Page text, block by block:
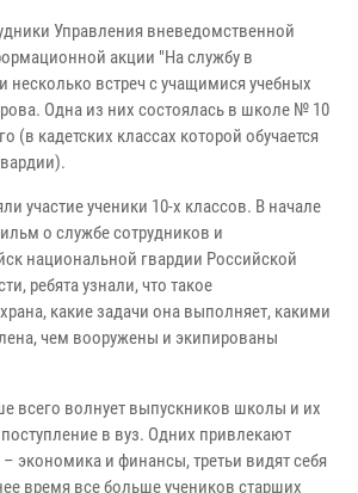
Управления вневедомственной
акции "На службу в
несколько встреч с учащимися учебных
Одна из них состоялась в школе № 10
(в кадетских классах которой обучается
участие ученики 10-х классов. В начале
о службе сотрудников и
национальной гвардии Российской
ребята узнали, что такое
какие задачи она выполняет, какими
чем вооружены и экипированы
всего волнует выпускников школы и их
в вуз. Одних привлекают
экономика и финансы, третьи видят себя
время все больше учеников старших